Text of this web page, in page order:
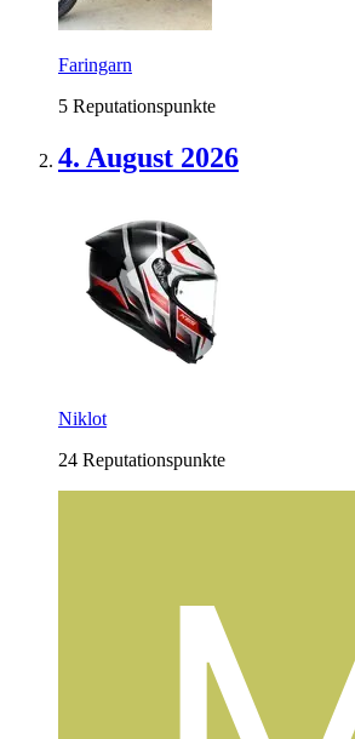
Faringarn
5 Reputationspunkte
4. August 2026
Niklot
24 Reputationspunkte